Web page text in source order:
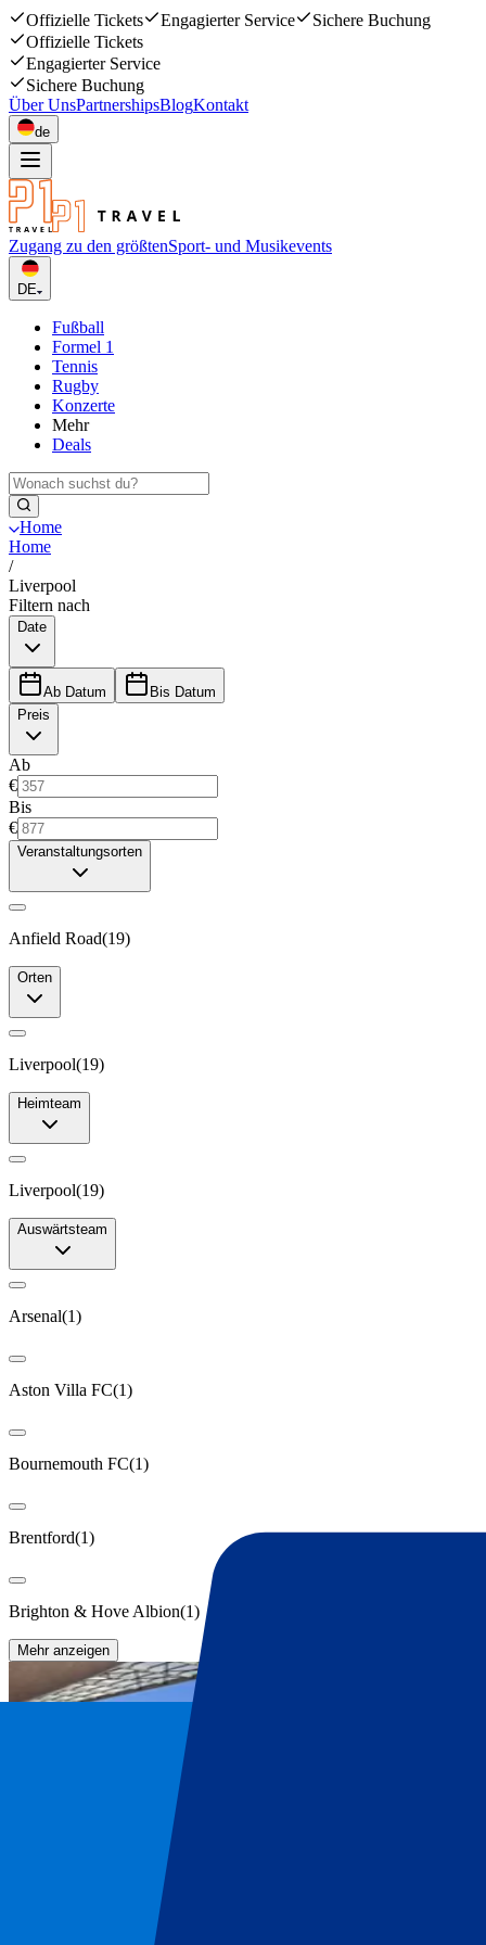
Offizielle Tickets Engagierter Service
Sichere Buchung
Offizielle Tickets
Engagierter Service
Sichere Buchung
Über UnsPartnershipsBlogKontakt
de
Zugang zu den größtenSport- und Musikevents
DE
Fußball
Formel 1
Tennis
Rugby
Konzerte
Mehr
Deals
Home
Home
/
Liverpool
Filtern nach
Date
Ab Datum
Bis Datum
Preis
Ab
€
Bis
€
Veranstaltungsorten
Anfield Road(19)
Orten
Liverpool(19)
Heimteam
Liverpool(19)
Auswärtsteam
Arsenal(1)
Aston Villa FC(1)
Bournemouth FC(1)
Brentford(1)
Brighton & Hove Albion(1)
Mehr anzeigen